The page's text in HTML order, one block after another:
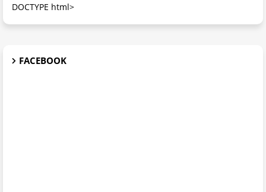
DOCTYPE html>
FACEBOOK